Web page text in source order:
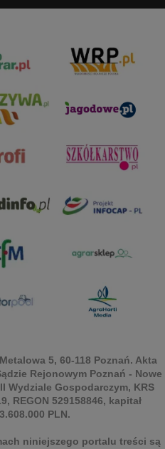
5, 60-118 Poznań. Akta
Rejonowym Poznań - Nowe
Wydziale Gospodarczym, KRS
REGON 529158846, kapitał
PLN.
niniejszego portalu treści są